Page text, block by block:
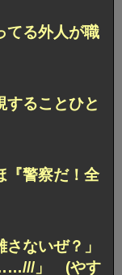
てる外人が職
することひと
『警察だ！全
ないぜ？」
」 (やす